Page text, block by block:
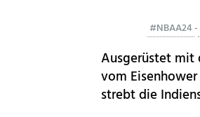
#NBAA24-
Ausgerüstet mit
vom
strebt die